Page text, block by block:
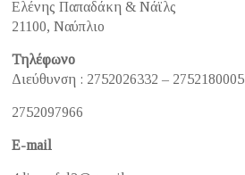
Ελένης Παπαδάκη & Νάϊλς
21100, Ναύπλιο
Τηλέφωνο
Διεύθυνση : 2752026332 – 2752180005
2752097966
E-mail